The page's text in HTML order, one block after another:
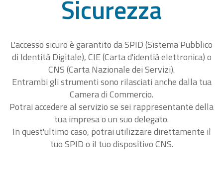
Sicurezza
L'accesso sicuro è garantito da SPID (Sistema Pubblico
di Identità Digitale), CIE (Carta d'identià elettronica) o
CNS (Carta Nazionale dei Servizi).
Entrambi gli strumenti sono rilasciati anche dalla tua
Camera di Commercio.
Potrai accedere al servizio se sei rappresentante della
tua impresa o un suo delegato.
In quest'ultimo caso, potrai utilizzare direttamente il
tuo SPID o il tuo dispositivo CNS.